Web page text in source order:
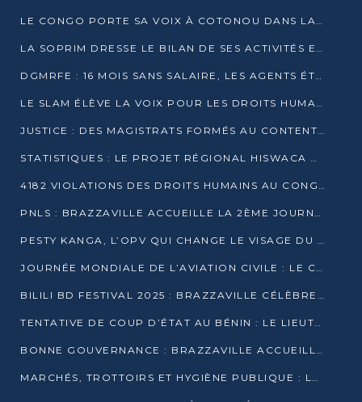
LE CONGO PORTE SA VOIX À COTONOU DANS LA LUTTE CONTRE LA TUBERCULOSE
LA SOPRIM DRESSE LE BILAN DE SES ACTIVITÉS ET FIXE DE NOUVELLES PRIORITÉS
DGMRFE : 16 MOIS SANS SALAIRE, LES AGENTS ÉTOUFFENT DANS LE SILENCE
LE SLAM ÉLÈVE LA VOIX POUR LES DROITS HUMAINS À BRAZZAVILLE
JUSTICE : DES MAGISTRATS FORMÉS AU CONTENTIEUX DE LA PROPRIÉTÉ INTELLECTUELLE
STATISTIQUES : LE PROJET RÉGIONAL HISWACA OFFICIELLEMENT LANCÉ AU CONGO
4182 VIOLATIONS DES DROITS HUMAINS AU CONGO EN 2025 SELON LE CAD
PNLS : BRAZZAVILLE ACCUEILLE LA 2ÈME JOURNÉE SCIENTIFIQUE SUR LE VIH/SIDA
PESTY KANGA, L’OPV QUI CHANGE LE VISAGE DU REPORTAGE AU CONGO
JOURNÉE MONDIALE DE L’AVIATION CIVILE : LE CONGO MISE SUR L’INNOVATION ET LA SÉCURITÉ
BILILI BD FESTIVAL 2025 : BRAZZAVILLE CÉLÈBRE DIX ANS DE CRÉATION GRAPHIQUE AFRICAINE
TENTATIVE DE COUP D’ÉTAT AU BÉNIN : LE LIEUTENANT-COLONEL TIGRI S’AUTOPROCLAME CHEF D’UN COMITÉ MILITAIRE
BONNE GOUVERNANCE : BRAZZAVILLE ACCUEILLE LES PREMIÈRES JOURNÉES CONGOLAISES DE L’ÉVALUATION
MARCHÉS, TROTTOIRS ET HYGIÈNE PUBLIQUE : LE GOUVERNEMENT DURCIT LE TON